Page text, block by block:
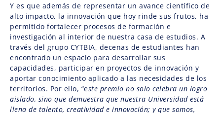
Y es que además de representar un avance científico de
alto impacto, la innovación que hoy rinde sus frutos, ha
permitido fortalecer procesos de formación e
investigación al interior de nuestra casa de estudios. A
través del grupo CYTBIA, decenas de estudiantes han
encontrado un espacio para desarrollar sus
capacidades, participar en proyectos de innovación y
aportar conocimiento aplicado a las necesidades de los
territorios. Por ello, “este premio no solo celebra un logro
aislado, sino que demuestra que nuestra Universidad está
llena de talento, creatividad e innovación; y que somos,